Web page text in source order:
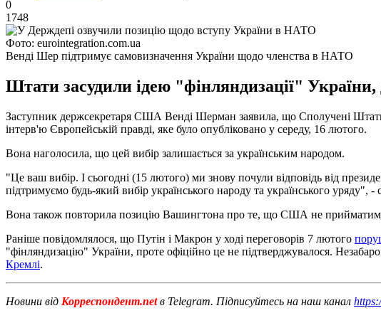
0
1748
Фото: eurointegration.com.ua
Венді Шер підтримує самовизначення України щодо членства в НАТО
Штати засудили ідею "фінляндизації"
Заступник держсекретаря США Венді Шерман заявила, що Сполучені
інтерв'ю Європейській правді, яке було опубліковано у середу, 16 лютого.
Вона наголосила, що цей вибір залишається за українським народом.
"Це ваш вибір. І сьогодні (15 лютого) ми знову почули відповідь від
підтримуємо будь-який вибір українського народу та українського уряду",
Вона також повторила позицію Вашингтона про те, що США не
Раніше повідомлялося, що Путін і Макрон у ході переговорів 7 лютого
"фінляндизацію" України, проте офіційно це не підтверджувалося.
Кремлі.
Новини від Корреспондент.netв Telegram. Підписуйтесь на наш канал